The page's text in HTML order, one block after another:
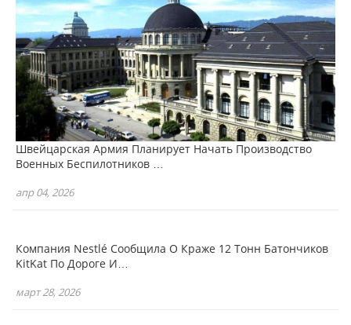
Швейцарская Армия Планирует Начать Производство
Военных Беспилотников …
апр 04, 2026
Компания Nestlé Сообщила О Краже 12 Тонн Батончиков
KitKat По Дороге И…
март 28, 2026